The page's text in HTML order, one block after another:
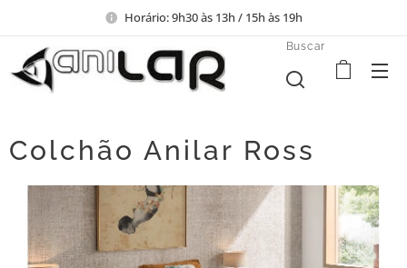
Horário: 9h30 às 13h / 15h às 19h
Buscar
Colchão Anilar Ross